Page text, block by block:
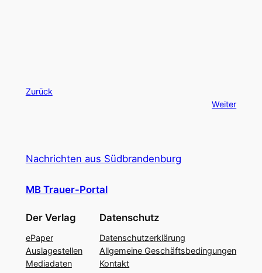
Zurück
Weiter
Nachrichten aus Südbrandenburg
MB Trauer-Portal
Der Verlag
ePaper
Auslagestellen
Mediadaten
Datenschutz
Datenschutzerklärung
Allgemeine Geschäftsbedingungen
Kontakt